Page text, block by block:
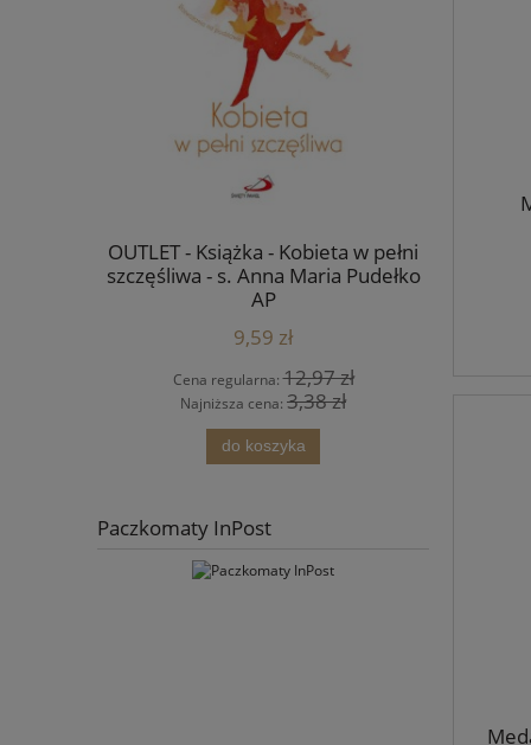
OUTLET - Książka - Kobieta w pełni
szczęśliwa - s. Anna Maria Pudełko
AP
9,59 zł
Cena regularna:12,97 zł
Najniższa cena: 3,38 zł
do koszyka
Paczkomaty InPost